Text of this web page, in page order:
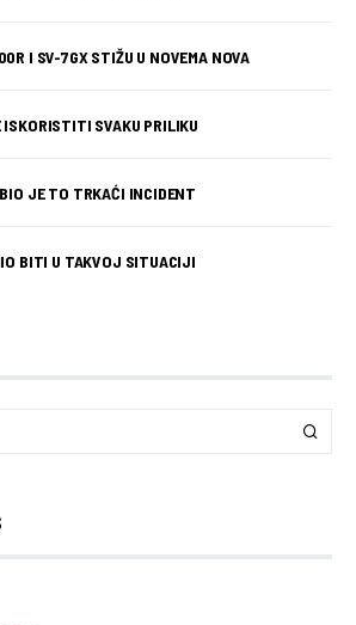
I SV-7GX STIŽU U NOVEMA NOVA
SVAKU PRILIKU
JE TO TRKAĆI INCIDENT
BITI U TAKVOJ SITUACIJI